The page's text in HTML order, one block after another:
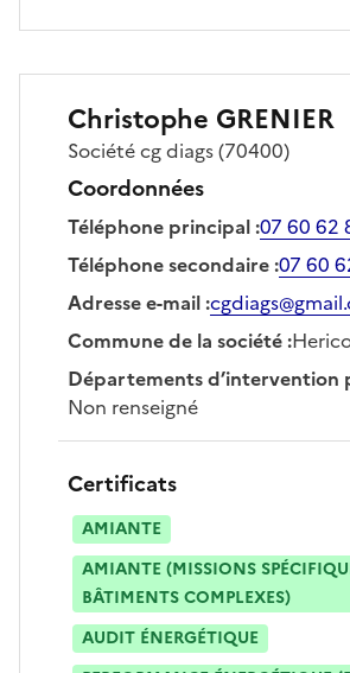
Christophe GRENIER
Sociétécg diags(70400)
Coordonnées
Téléphone principal:07 60 62
Téléphone secondaire:07 60
Adresse e-mail:
Commune de la société:
Départements d’intervention
Non renseigné
Certificats
AMIANTE
AMIANTE (MISSIONS
BÂTIMENTS COMPLEXES)
AUDIT ÉNERGÉTIQUE